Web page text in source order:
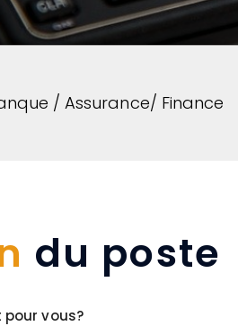
/ Assurance/ Finance
du poste
pour vous?